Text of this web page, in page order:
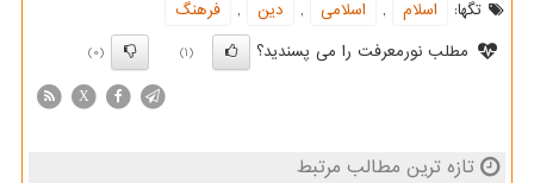
تگها:
اسلام , اسلامی , دین ,
فرهنگ
مطلب نورمعرفت را می پسندید؟
(1)
(0)
X
تازه ترین مطالب مرتبط